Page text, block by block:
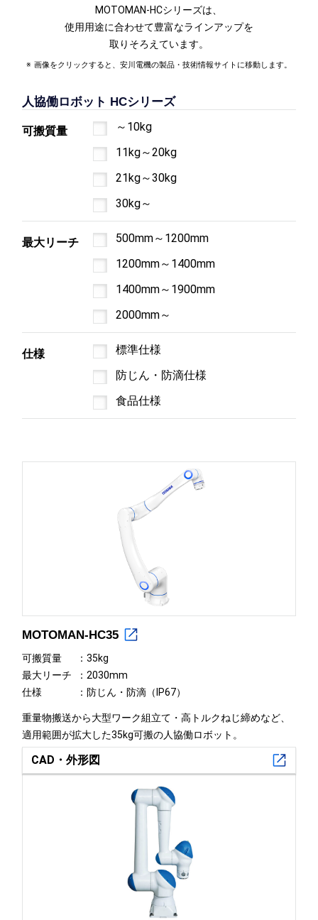
MOTOMAN-HCシリーズは、
使用用途に合わせて豊富なラインアップを
取りそろえています。
画像をクリックすると、安川電機の製品・技術情報サイトに移動します。
人協働ロボット HCシリーズ
可搬質量
～10kg
11kg～20kg
21kg～30kg
30kg～
最大リーチ
500mm～1200mm
1200mm～1400mm
1400mm～1900mm
2000mm～
仕様
標準仕様
防じん・防滴仕様
食品仕様
MOTOMAN-HC35
可搬質量
35kg
最大リーチ
2030mm
仕様
防じん・防滴（IP67）
重量物搬送から大型ワーク組立て・高トルクねじ締めなど、
適用範囲が拡大した35kg可搬の人協働ロボット。
CAD・外形図